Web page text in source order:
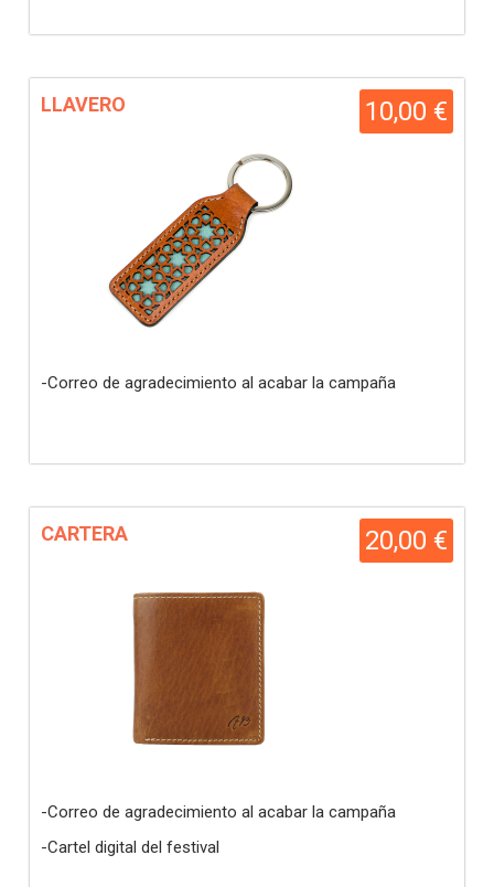
10,00 €
LLAVERO
-Correo de agradecimiento al acabar la campaña
20,00 €
CARTERA
-Correo de agradecimiento al acabar la campaña
-Cartel digital del festival